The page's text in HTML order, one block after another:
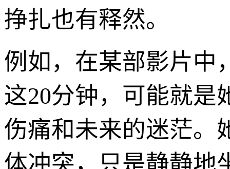
挣扎也有释然。
例如，在某部影片中
这20分钟，可能就是
伤痛和未来的迷茫。
体冲突，只是静静地